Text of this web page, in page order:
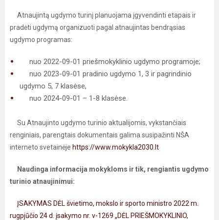
Atnaujintą ugdymo turinį planuojama įgyvendinti etapais ir
pradėti ugdymą organizuoti pagal atnaujintas bendrąsias
ugdymo programas:
nuo 2022-09-01 priešmokyklinio ugdymo programoje;
nuo 2023-09-01 pradinio ugdymo 1, 3 ir pagrindinio
ugdymo 5, 7 klasėse,
nuo 2024-09-01 – 1-8 klasėse.
Su Atnaujinto ugdymo turinio aktualijomis, vykstančiais
renginiais, parengtais dokumentais galima susipažinti NŠA
interneto svetainėje https://www.mokykla2030.lt
Naudinga informacija mokykloms ir tik, rengiantis ugdymo
turinio atnaujinimui:
ĮSAKYMAS DĖL švietimo, mokslo ir sporto ministro 2022 m.
rugpjūčio 24 d. įsakymo nr. v-1269 „DĖL PRIEŠMOKYKLINIO,